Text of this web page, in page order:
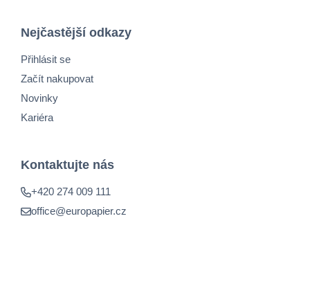
Nejčastější odkazy
Přihlásit se
Začít nakupovat
Novinky
Kariéra
Kontaktujte nás
+420 274 009 111
office@europapier.cz